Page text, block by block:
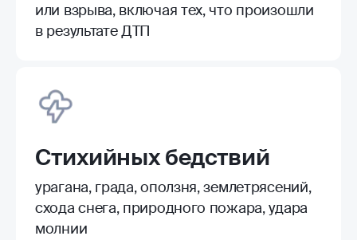
или взрыва, включая тех, что произошли
в результате ДТП
Стихийных бедствий
урагана, града, оползня, землетрясений,
схода снега, природного пожара, удара
молнии